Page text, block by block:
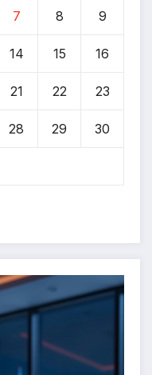
7 8 9
14 15 16
21 22 23
28 29 30